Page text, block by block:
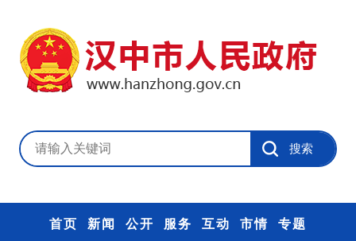
首页 新闻 公开 服务 互动 市情 专题